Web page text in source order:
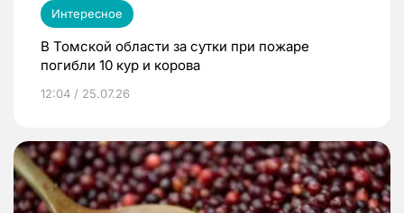
Интересное
В Томской области за сутки при пожаре
погибли 10 кур и корова
12:04 / 25.07.26